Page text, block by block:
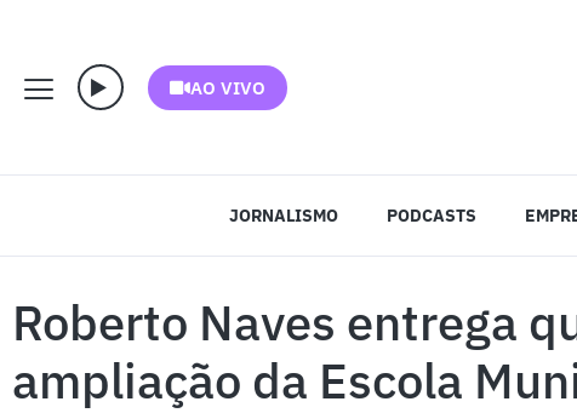
AO VIVO
JORNALISMO PODCASTS
Roberto Naves entrega
ampliação da Escola